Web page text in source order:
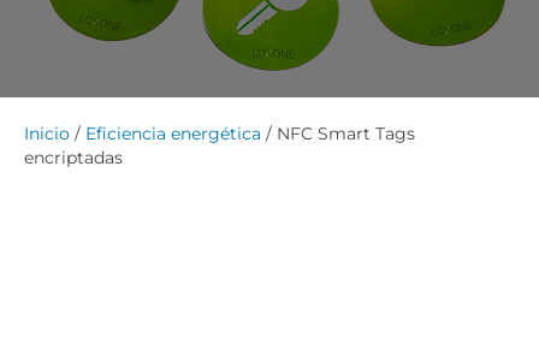
Inicio / Eficiencia energética / NFC Smart Tags
encriptadas